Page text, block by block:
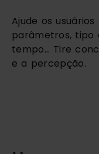
Ajude os
parâmetros, tipo
tempo… Tire
e a percepção.